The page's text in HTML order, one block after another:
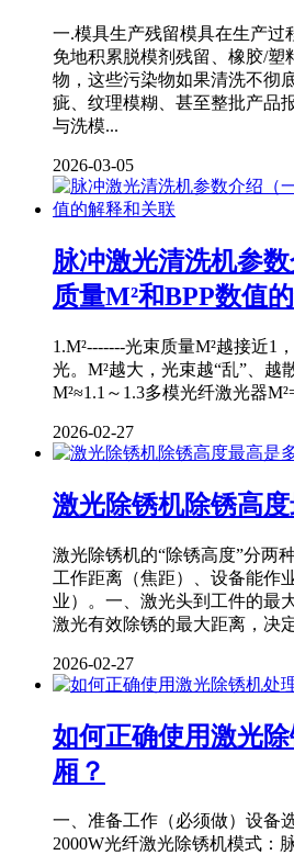
一.模具生产残留模具在生产过
免地积累脱模剂残留、橡胶/塑
物，这些污染物如果清洗不彻
疵、纹理模糊、甚至整批产品
与洗模...
2026-03-05
脉冲激光清洗机参
质量M²和BPP数值
1.M²-------光束质量M²越接近1
光。M²越大，光束越“乱”、越
M²≈1.1～1.3多模光纤激光器
2026-02-27
激光除锈机除锈高
激光除锈机的“除锈高度”分两
工作距离（焦距）、设备能作
业）。一、激光头到工件的最
激光有效除锈的最大距离，决
2026-02-27
如何正确使用激光
厢？
一、准备工作（必须做）设备
2000W光纤激光除锈机模式：